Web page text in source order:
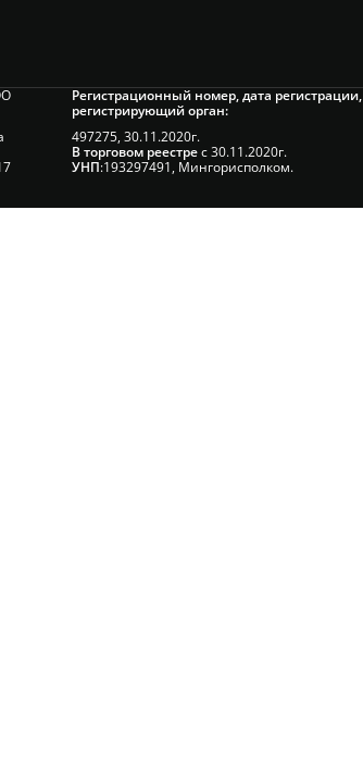
Регистрационный номер, дата регистрации,
регистрирующий орган:
497275, 30.11.2020г.
В торговом реестрес 30.11.2020г.
УНП:193297491, Мингорисполком.